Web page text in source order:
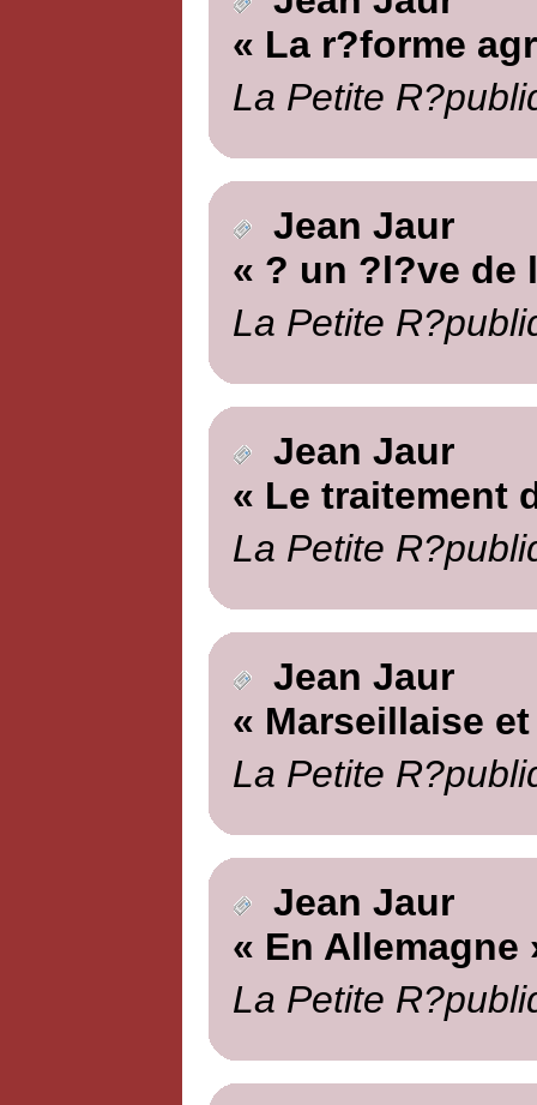
« La r?forme
La Petite
Jean Jaur
« ? un ?l?ve de
La Petite
Jean Jaur
« Le traitement
La Petite
Jean Jaur
« Marseillaise
La Petite
Jean Jaur
« En Allemagne
La Petite